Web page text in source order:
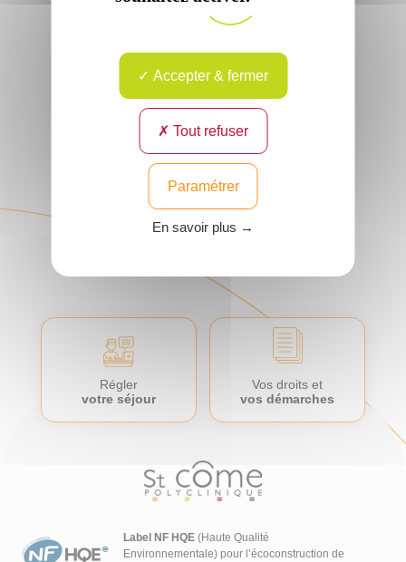
ATTAL
Chirurgie
Bariatrique (Obésité),
Chirurgie Digestive
son agglomération,
RAU
Bariatrique (Obésité)
Chirurgie Digestive
son agglomération
Voir
Régler
votre séjour
Vos droits et
vos démarches
Label NF HQE (Haute Qualité
Environnementale) pour l’écoconstruction de
Accepter & fermer
Tout refuser
Paramétrer
En savoir plus →